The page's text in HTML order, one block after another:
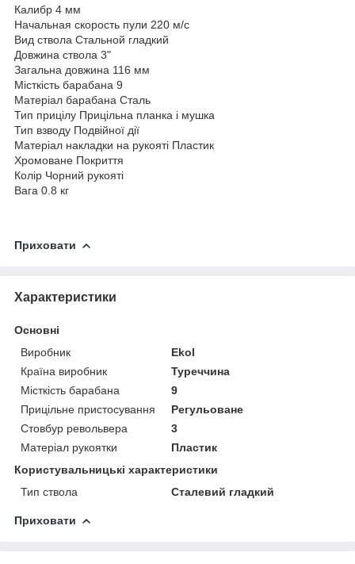
Калибр 4 мм
Начальная скорость пули 220 м/с
Вид ствола Стальной гладкий
Довжина ствола 3"
Загальна довжина 116 мм
Місткість барабана 9
Матеріал барабана Сталь
Тип прицілу Прицільна планка і мушка
Тип взводу Подвійної дії
Матеріал накладки на рукояті Пластик
Хромоване Покриття
Колір Чорний рукояті
Вага 0.8 кг
Приховати
Характеристики
Основні
Виробник
Ekol
Країна виробник
Туреччина
Місткість барабана
9
Прицільне пристосування
Регульоване
Стовбур револьвера
3
Матеріал рукоятки
Пластик
Користувальницькі характеристики
Тип ствола
Сталевий гладкий
Приховати